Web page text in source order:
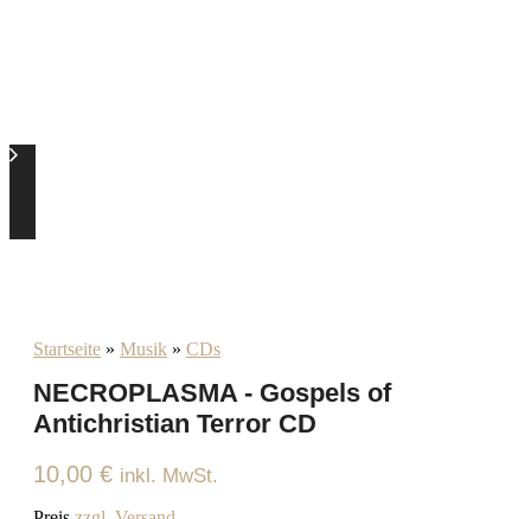
Startseite » Musik » CDs
NECROPLASMA ‎- Gospels of
Antichristian Terror CD
10,00 € inkl. MwSt.